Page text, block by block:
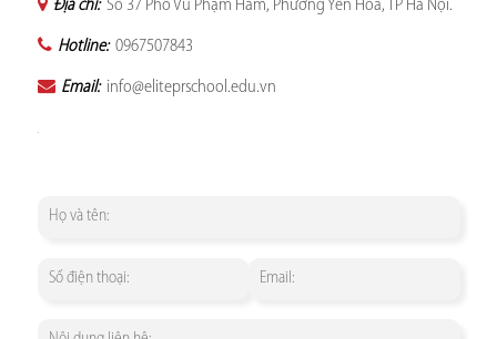
Địa chỉ: Số 37 Phố Vũ Phạm Hàm, Phường Yên Hòa, TP Hà Nội.
Hotline: 0967507843
Email: info@eliteprschool.edu.vn